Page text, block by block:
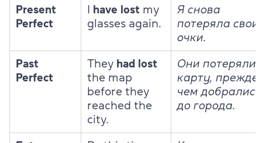
Present
Perfect
have lost my
glasses again.
Я снова
потеряла свои
очки.
Past
Perfect
They had lost
the map
before they
reached the
city.
Они потеряли
карту, прежде
чем добрались
до города.